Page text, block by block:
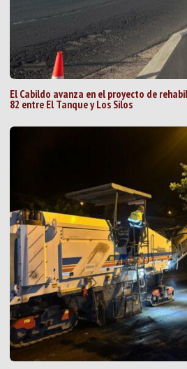
El Cabildo avanza en el proyecto de
82 entre El Tanque y Los Silos